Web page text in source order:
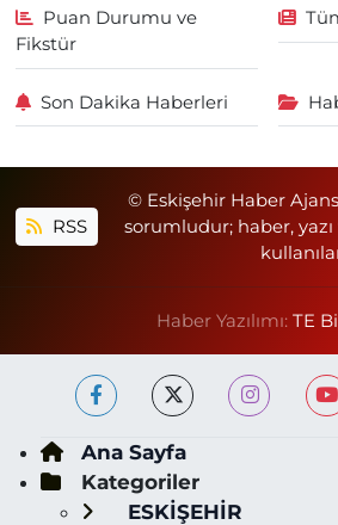
Puan Durumu ve
Fikstür
Son Dakika Haberleri
RSS
© Eskişehir Haber
sorumludur; haber,
Haber Yazılımı: TE
Ana Sayfa
Kategoriler
ESKİŞEHİR